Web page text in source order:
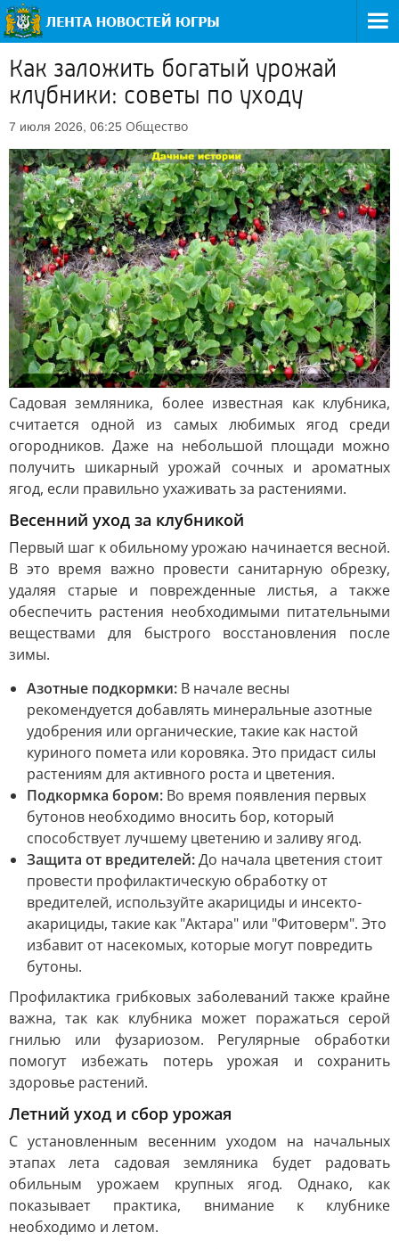
Как заложить богатый урожай
клубники: советы по уходу
7 июля 2026, 06:25 Общество
Садовая земляника, более известная как клубника,
считается одной из самых любимых ягод среди
огородников. Даже на небольшой площади можно
получить шикарный урожай сочных и ароматных
ягод, если правильно ухаживать за растениями.
Весенний уход за клубникой
Первый шаг к обильному урожаю начинается весной.
В это время важно провести санитарную обрезку,
удаляя старые и поврежденные листья, а также
обеспечить растения необходимыми питательными
веществами для быстрого восстановления после
зимы.
Азотные подкормки: В начале весны
рекомендуется добавлять минеральные азотные
удобрения или органические, такие как настой
куриного помета или коровяка. Это придаст силы
растениям для активного роста и цветения.
Подкормка бором: Во время появления первых
бутонов необходимо вносить бор, который
способствует лучшему цветению и заливу ягод.
Защита от вредителей:До начала цветения стоит
провести профилактическую обработку от
вредителей, используйте акарициды и инсекто-
акарициды, такие как "Актара" или "Фитоверм". Это
избавит от насекомых, которые могут повредить
бутоны.
Профилактика грибковых заболеваний также крайне
важна, так как клубника может поражаться серой
гнилью или фузариозом. Регулярные обработки
помогут избежать потерь урожая и сохранить
здоровье растений.
Летний уход и сбор урожая
С установленным весенним уходом на начальных
этапах лета садовая земляника будет радовать
обильным урожаем крупных ягод. Однако, как
показывает практика, внимание к клубнике
необходимо и летом.